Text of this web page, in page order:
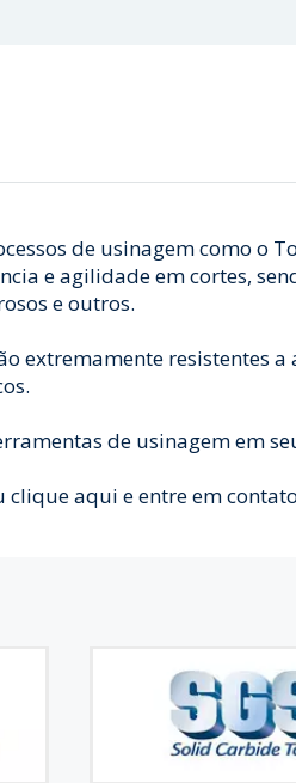
de usinagem como o
e agilidade em cortes,
e outros.
extremamente resistentes
de usinagem em
aqui e entre em